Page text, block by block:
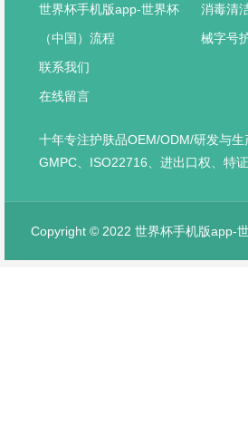
世界杯手机版app-世界杯
（中国）流程
联系我们
在线留言
消毒清
械字号
十年专注护肤品OEM/ODM/研发与
GMPC、ISO22716、进出口权、特证
Copyright © 2022 世界杯手机版app-